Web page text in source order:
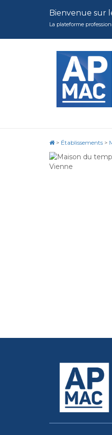
Bienvenue sur
La plateforme
> Établissements >